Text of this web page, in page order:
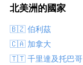
北美洲的國家
🇧🇿 伯利茲
🇨🇦 加拿大
🇹🇹 千里達及托巴哥